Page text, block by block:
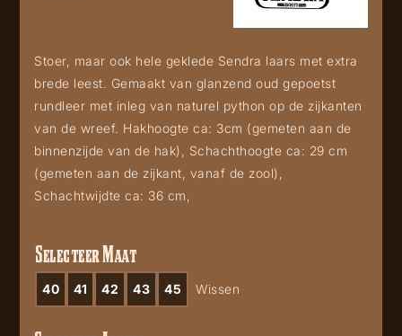
Stoer, maar ook hele geklede Sendra laars met extra
brede leest. Gemaakt van glanzend oud gepoetst
rundleer met inleg van naturel python op de zijkanten
van de wreef. Hakhoogte ca: 3cm (gemeten aan de
binnenzijde van de hak), Schachthoogte ca: 29 cm
(gemeten aan de zijkant, vanaf de zool),
Schachtwijdte ca: 36 cm,
Selecteer Maat
40 41 42 43 45 Wissen